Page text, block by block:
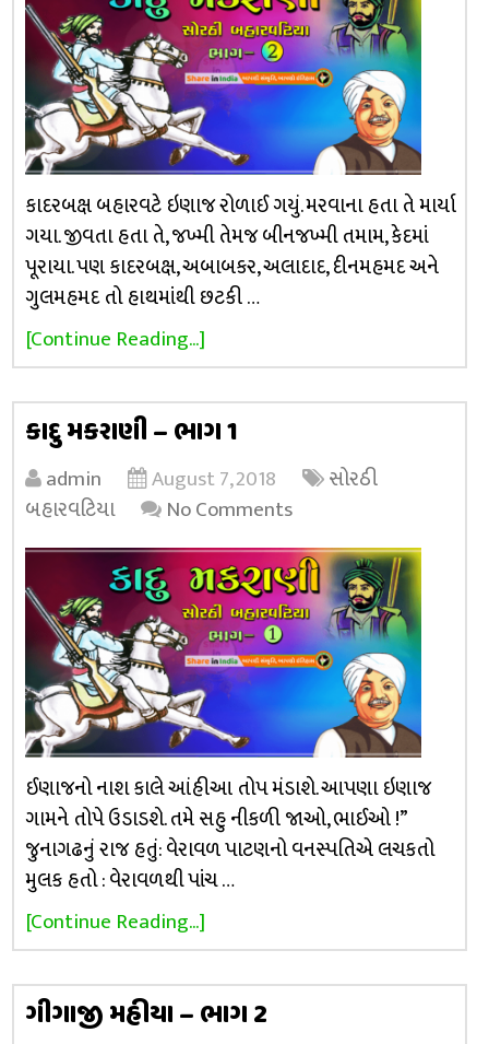
કાદરબક્ષ બહારવટે ઇણાજ રોળાઈ ગયું. મરવાના હતા તે માર્યા
ગયા. જીવતા હતા તે, જખ્મી તેમજ બીનજખ્મી તમામ, કેદમાં
પૂરાયા. પણ કાદરબક્ષ, અબાબકર, અલાદાદ, દીનમહમદ અને
ગુલમહમદ તો હાથમાંથી છટકી …
[Continue Reading...]
કાદુ મકરાણી – ભાગ 1
admin August 7, 2018
સોરઠી
બહારવટિયા
No Comments
ઈણાજનો નાશ કાલે આંહીઆ તોપ મંડાશે. આપણા ઇણાજ
ગામને તોપે ઉડાડશે. તમે સહુ નીકળી જાઓ, ભાઈઓ !”
જુનાગઢનું રાજ હતું: વેરાવળ પાટણનો વનસ્પતિએ લચકતો
મુલક હતો : વેરાવળથી પાંચ …
[Continue Reading...]
ગીગાજી મહીયા – ભાગ 2